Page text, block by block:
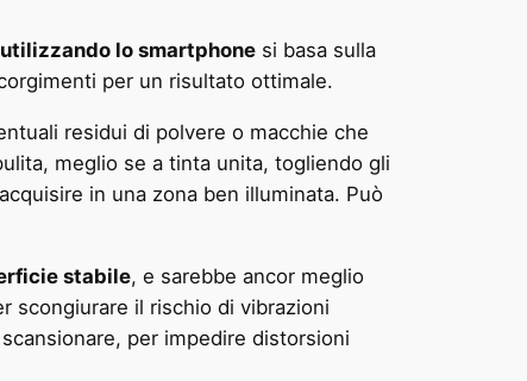
lo smartphone si basa sulla
per un risultato ottimale.
residui di polvere o macchie che
meglio se a tinta unita, togliendo gli
in una zona ben illuminata. Può
stabile, e sarebbe ancor meglio
scongiurare il rischio di vibrazioni
per impedire distorsioni